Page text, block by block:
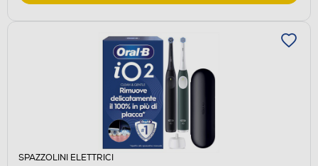
SPAZZOLINI ELETTRICI